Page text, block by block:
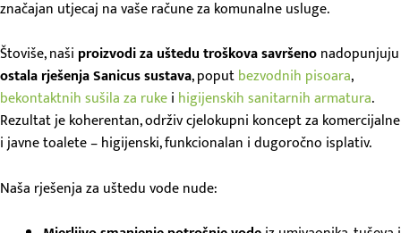
značajan utjecaj na vaše račune za komunalne usluge.
Štoviše, naši proizvodi za uštedu troškova savršenonadopunjuju
ostala rješenja Sanicus sustava, poputbezvodnih pisoara,
bekontaktnih sušila za rukei higijenskih sanitarnih armatura.
Rezultat je koherentan, održiv cjelokupni koncept za komercijalne
i javne toalete – higijenski, funkcionalan i dugoročno isplativ.
Naša rješenja za uštedu vode nude: